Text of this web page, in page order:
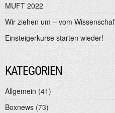
MUFT 2022
Wir ziehen um – vom
Einsteigerkurse starten wieder!
KATEGORIEN
Allgemein (41)
Boxnews (73)